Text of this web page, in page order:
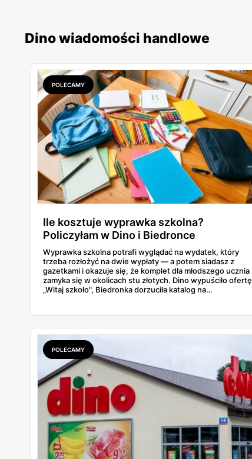
Dino wiadomości handlowe
POLECAMY
Ile kosztuje wyprawka szkolna?
Policzyłam w Dino i Biedronce
Wyprawka szkolna potrafi wyglądać na wydatek, który
trzeba rozłożyć na dwie wypłaty — a potem siadasz z
gazetkami i okazuje się, że komplet dla młodszego ucznia
zamyka się w okolicach stu złotych. Dino wypuściło ofertę
„Witaj szkoło", Biedronka dorzuciła katalog na
piórniki, plecaki, farby, kleje. Poniżej cała lista przyborów
szkolnych z cenami i terminami.
POLECAMY